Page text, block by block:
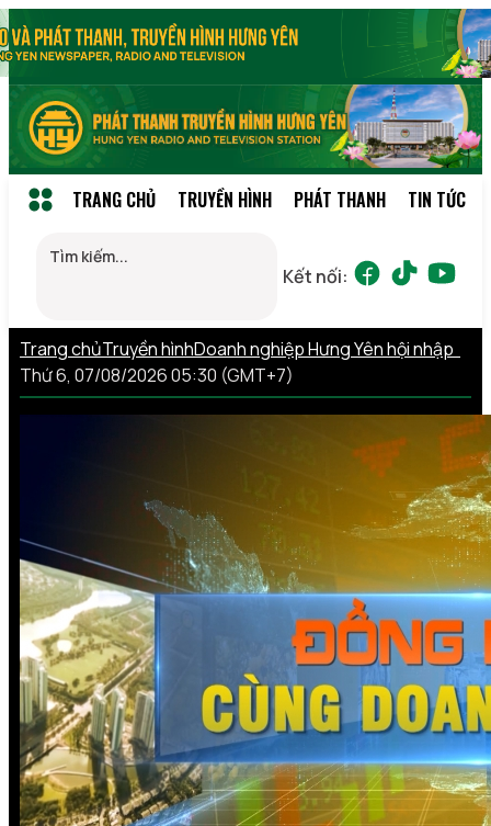
TRANG CHỦ TRUYỀN HÌNH PHÁT THANH TIN TỨC
Kết nối:
Trang chủTruyền hìnhDoanh nghiệp Hưng Yên hội nhập
Thứ 6, 07/08/2026 05:30 (GMT+7)